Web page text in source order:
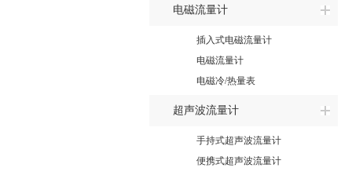
电磁流量计
插入式电磁流量计
电磁流量计
电磁冷/热量表
超声波流量计
手持式超声波流量计
便携式超声波流量计